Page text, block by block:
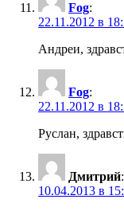
Fog:
22.11.2012 в
Андреи,
Fog:
22.11.2012 в
Руслан,
Дмитрий:
10.04.2013 в